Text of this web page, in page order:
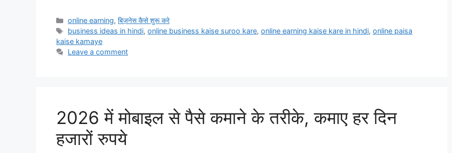
Categories
online earning,बिज़नेस कैसे शुरू करे
Tags
business ideas in hindi,online business kaise suroo kare,online earning kaise kare in hindi,online paisa
kaise kamaye
Leave a comment
2026 में मोबाइल से पैसे कमाने के तरीके, कमाए हर दिन
हजारों रुपये